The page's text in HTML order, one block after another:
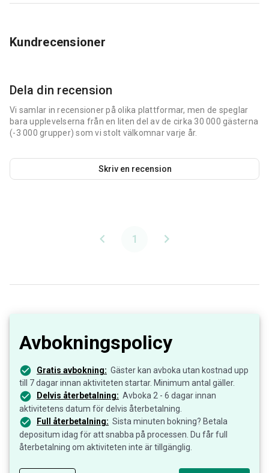
Kundrecensioner
Dela din recension
Vi samlar in recensioner på olika plattformar, men de speglar
bara upplevelserna från en liten del av de cirka 30 000 gästerna
(-3 000 grupper) som vi stolt välkomnar varje år.
Skriv en recension
1
Avbokningspolicy
Gratis avbokning: Gäster kan avboka utan kostnad upp
till 7 dagar innan aktiviteten startar. Minimum antal gäller.
Delvis återbetalning: Avboka 2 - 6 dagar innan
aktivitetens datum för delvis återbetalning.
Full återbetalning: Sista minuten bokning? Betala
depositum idag för att snabba på processen. Du får full
återbetalning om aktiviteten inte är tillgänglig.